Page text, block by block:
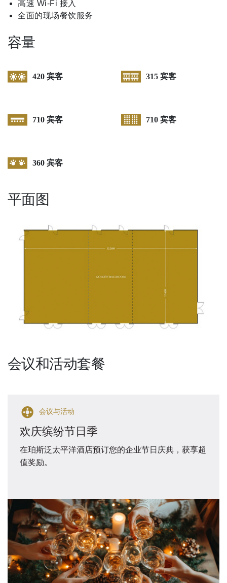
高速 Wi-Fi 接入
全面的现场餐饮服务
容量
420 宾客 315 宾客
710 宾客 710 宾客
360 宾客
平面图
会议和活动套餐
会议与活动
欢庆缤纷节日季
在珀斯泛太平洋酒店预订您的企业节日庆典，获享超
值奖励。